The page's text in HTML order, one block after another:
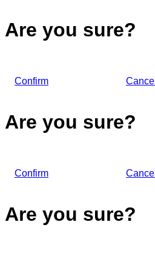
Are you sure?
Confirm Cancel
Are you sure?
Confirm Cancel
Are you sure?